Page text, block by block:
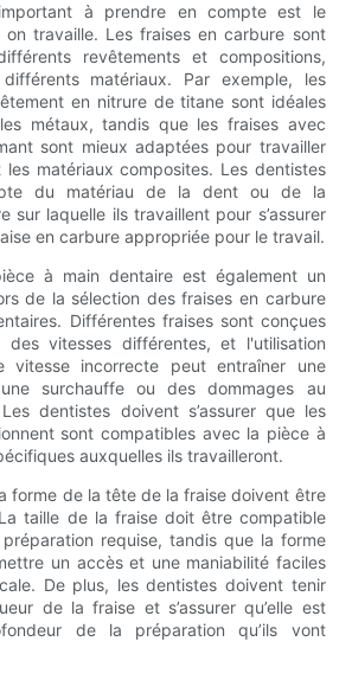
à prendre en compte est le
on travaille. Les fraises en carbure sont
revêtements et compositions,
matériaux. Par exemple, les
en nitrure de titane sont idéales
métaux, tandis que les fraises avec
sont mieux adaptées pour travailler
matériaux composites. Les dentistes
du matériau de la dent ou de la
sur laquelle ils travaillent pour s’assurer
en carbure appropriée pour le travail.
à main dentaire est également un
de la sélection des fraises en carbure
Différentes fraises sont conçues
des vitesses différentes, et l'utilisation
vitesse incorrecte peut entraîner une
surchauffe ou des dommages au
dentistes doivent s’assurer que les
sont compatibles avec la pièce à
auxquelles ils travailleront.
forme de la tête de la fraise doivent être
taille de la fraise doit être compatible
requise, tandis que la forme
un accès et une maniabilité faciles
De plus, les dentistes doivent tenir
de la fraise et s’assurer qu’elle est
de la préparation qu’ils vont